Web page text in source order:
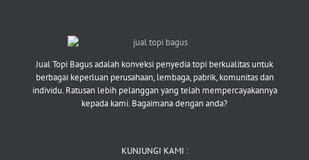
Jual Topi Bagus adalah konveksi penyedia topi berkualitas untuk
berbagai keperluan perusahaan, lembaga, pabrik, komunitas dan
individu. Ratusan lebih pelanggan yang telah mempercayakannya
kepada kami. Bagaimana dengan anda?
KUNJUNGI KAMI :